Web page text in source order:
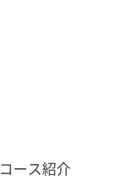
コース紹介